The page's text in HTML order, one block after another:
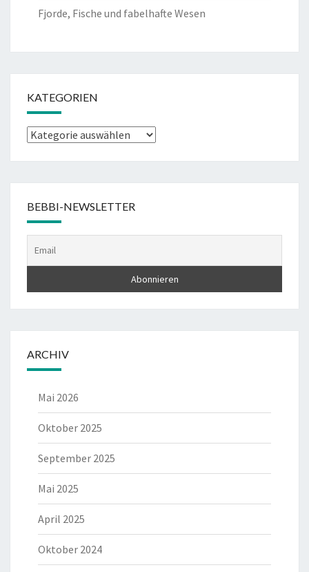
Fjorde, Fische und fabelhafte Wesen
KATEGORIEN
Kategorien
BEBBI-NEWSLETTER
ARCHIV
Mai 2026
Oktober 2025
September 2025
Mai 2025
April 2025
Oktober 2024